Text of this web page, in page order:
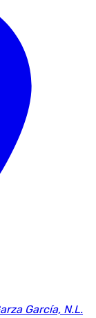
García, N.L.